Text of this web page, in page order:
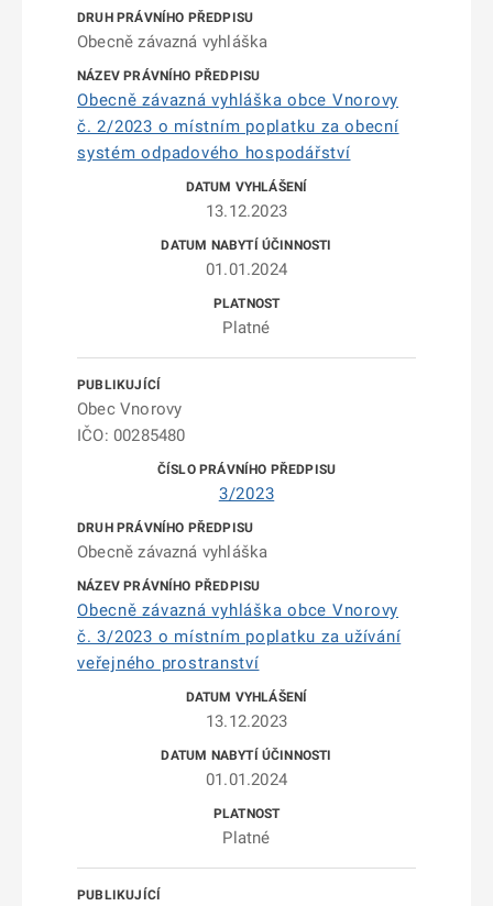
Obecně závazná vyhláška
Obecně závazná vyhláška obce Vnorovy
č. 2/2023 o místním poplatku za obecní
systém odpadového hospodářství
13.12.2023
01.01.2024
Platné
Obec Vnorovy
IČO: 00285480
3/2023
Obecně závazná vyhláška
Obecně závazná vyhláška obce Vnorovy
č. 3/2023 o místním poplatku za užívání
veřejného prostranství
13.12.2023
01.01.2024
Platné